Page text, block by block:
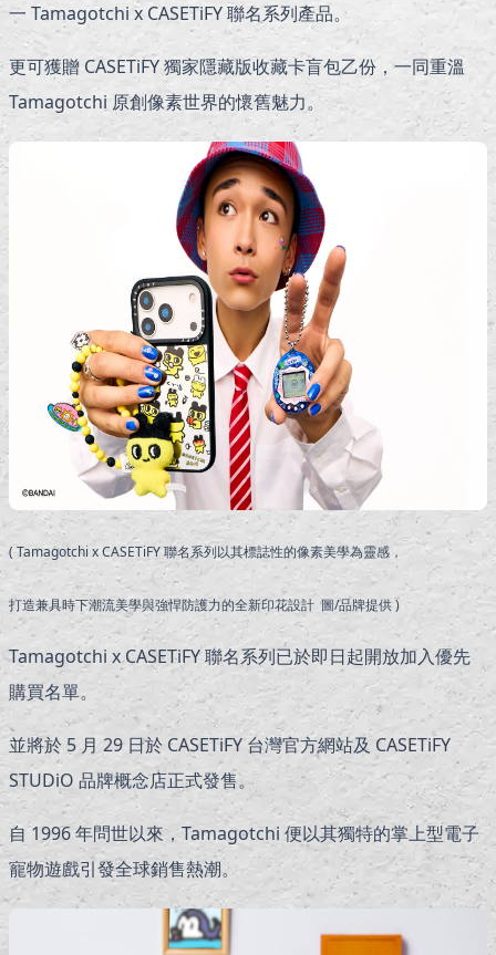
一 Tamagotchi x CASETiFY 聯名系列產品。
更可獲贈 CASETiFY 獨家隱藏版收藏卡盲包乙份，一同重溫
Tamagotchi 原創像素世界的懷舊魅力。
( Tamagotchi x CASETiFY 聯名系列以其標誌性的像素美學為靈感，
打造兼具時下潮流美學與強悍防護力的全新印花設計 圖/品牌提供 )
Tamagotchi x CASETiFY 聯名系列已於即日起開放加入優先
購買名單。
並將於 5 月 29 日於 CASETiFY 台灣官方網站及 CASETiFY
STUDiO 品牌概念店正式發售。
自 1996 年問世以來，Tamagotchi 便以其獨特的掌上型電子
寵物遊戲引發全球銷售熱潮。